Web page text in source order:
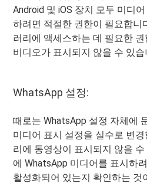
Android 및 iOS 장치 모두 미디
하려면 적절한 권한이 필요합니
러리에 액세스하는 데 필요한
비디오가 표시되지 않을 수 있습
WhatsApp 설정:
때로는 WhatsApp 설정 자체에
미디어 표시 설정을 실수로 변
리에 동영상이 표시되지 않을
에 WhatsApp 미디어를 표시하
활성화되어 있는지 확인하는 것